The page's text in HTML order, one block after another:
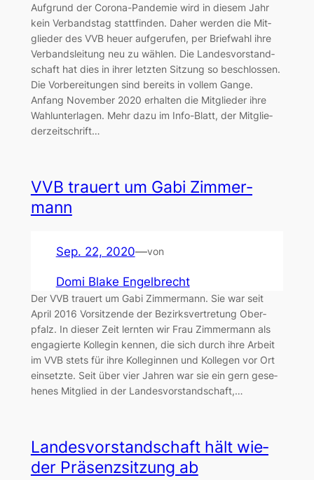
Auf­grund der Coro­na-Pan­de­mie wird in die­sem Jahr
kein Ver­bands­tag statt­fin­den. Daher wer­den die Mit­
glie­der des VVB heu­er auf­ge­ru­fen, per Brief­wahl ihre
Ver­bands­lei­tung neu zu wäh­len. Die Lan­des­vor­stand­
schaft hat dies in ihrer letz­ten Sit­zung so beschlos­sen.
Die Vor­be­rei­tun­gen sind bereits in vol­lem Gan­ge.
Anfang Novem­ber 2020 erhal­ten die Mit­glie­der ihre
Wahl­un­ter­la­gen. Mehr dazu im Info-Blatt, der Mit­glie­
der­zeit­schrift…
VVB trau­ert um Gabi Zim­mer­
mann
Sep. 22, 2020—von
Domi Blake Engelbrecht
Der VVB trau­ert um Gabi Zim­mer­mann. Sie war seit
April 2016 Vor­sit­zen­de der Bezirks­ver­tre­tung Ober­
pfalz. In die­ser Zeit lern­ten wir Frau Zim­mer­mann als
enga­gier­te Kol­le­gin ken­nen, die sich durch ihre Arbeit
im VVB stets für ihre Kol­le­gin­nen und Kol­le­gen vor Ort
ein­setz­te. Seit über vier Jah­ren war sie ein gern gese­
he­nes Mit­glied in der Lan­des­vor­stand­schaft,…
Lan­des­vor­stand­schaft hält wie­
der Prä­senz­sit­zung ab